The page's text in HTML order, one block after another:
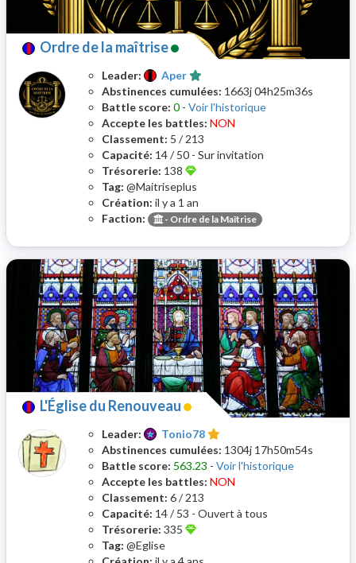
Ordre de la maîtrise
Leader:
Aper
Abstinences cumulées: 1663j 04h25m36s
Battle score: 0 - Voir l'historique
Accepte les battles: NON
Classement: 5 / 213
Capacité: 14 / 50 - Sur invitation
Trésorerie: 138
Tag: @Maitriseplus
Création: il y a 1 an
Faction:
- Ordre de la Maîtrise
L'Église du Renouveau
Leader:
Tonio78
Abstinences cumulées: 1304j 17h50m54s
Battle score: 563.23 - Voir l'historique
Accepte les battles: NON
Classement: 6 / 213
Capacité: 14 / 53 - Ouvert à tous
Trésorerie: 335
Tag: @Eglise